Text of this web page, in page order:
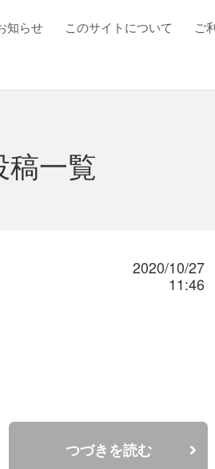
知らせ このサイトについて ご
一覧
2020/10/27
11:46
つづきを読む